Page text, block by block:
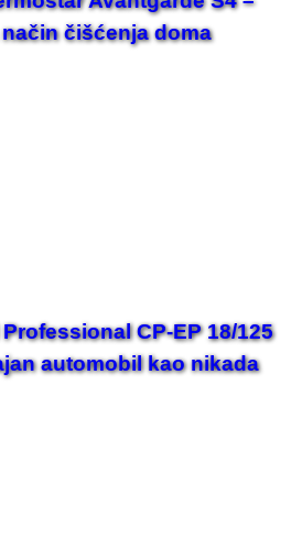
čišćenja doma
CP-EP 18/125
automobil kao nikada